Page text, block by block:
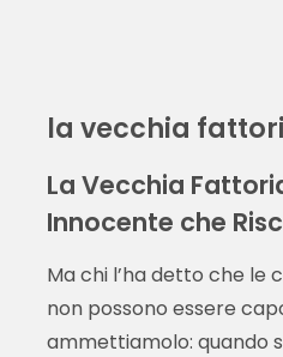
la vecchia
La Vecchia
Innocente che
Ma chi l’ha detto che le
non possono essere
ammettiamolo: quando